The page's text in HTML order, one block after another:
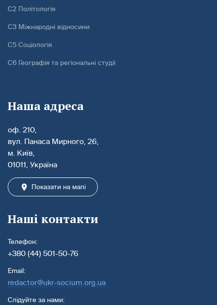
С2 Політологія
С3 Міжнародні відносини
С5 Соціологія
С6 Географія та регіональні студії
Наша адреса
оф. 210,
вул. Панаса Мирного, 26,
м. Київ,
01011, Україна
Показати на мапі
Наші контакти
Телефон:
+380 (44) 501-50-76
Email:
redactor@ukr-socium.org.ua
Слідуйте за нами: